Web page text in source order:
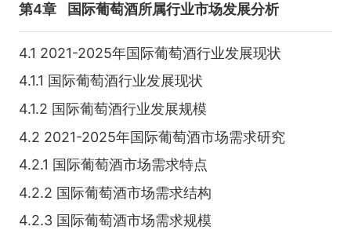
第4章 国际葡萄酒所属行业市场发展分析
4.1 2021-2025年国际葡萄酒行业发展现状
4.1.1 国际葡萄酒行业发展现状
4.1.2 国际葡萄酒行业发展规模
4.2 2021-2025年国际葡萄酒市场需求研究
4.2.1 国际葡萄酒市场需求特点
4.2.2 国际葡萄酒市场需求结构
4.2.3 国际葡萄酒市场需求规模